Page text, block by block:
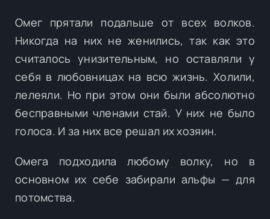
Омег прятали подальше от всех волков.
Никогда на них не женились, так как это
считалось унизительным, но оставляли у
себя в любовницах на всю жизнь. Холили,
лелеяли. Но при этом они были абсолютно
бесправными членами стай. У них не было
голоса. И за них все решал их хозяин.
Омега подходила любому волку, но в
основном их себе забирали альфы — для
потомства.